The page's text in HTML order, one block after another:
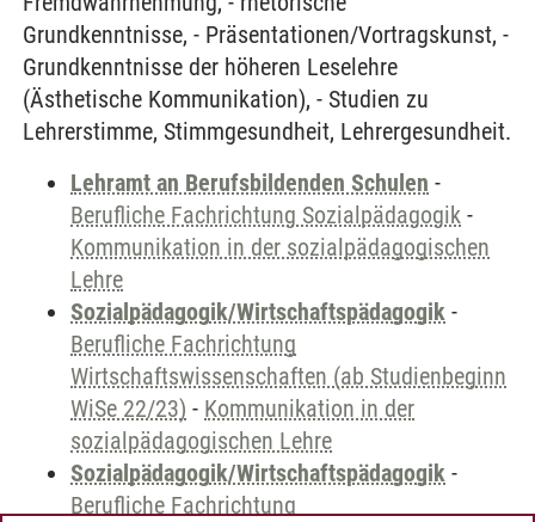
Grundkenntnisse, - Präsentationen/Vortragskunst, -
Grundkenntnisse der höheren Leselehre
(Ästhetische Kommunikation), - Studien zu
Lehrerstimme, Stimmgesundheit, Lehrergesundheit.
Lehramt an Berufsbildenden Schulen -
Berufliche Fachrichtung Sozialpädagogik -
Kommunikation in der sozialpädagogischen
Lehre
Sozialpädagogik/Wirtschaftspädagogik -
Berufliche Fachrichtung
Wirtschaftswissenschaften (ab Studienbeginn
WiSe 22/23) - Kommunikation in der
sozialpädagogischen Lehre
Sozialpädagogik/Wirtschaftspädagogik -
Berufliche Fachrichtung